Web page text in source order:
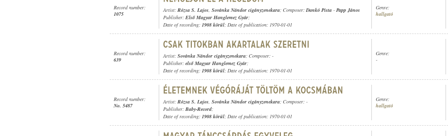
Record number:
1075
Artist: Rózsa S. Lajos, Sovánka Nándor cigányzenekara; Composer:Dankó Pista - Papp János
Publisher: Első Magyar Hanglemez Gyár;
Date of recording: 1908 körül; Date of publication: 1970-01-01
Genre:
hallgató
Record number:
639
Artist: Sovánka Nándor cigányzenekara; Composer: -
Publisher: első Magyar Hanglemez Gyár;
Date of recording: 1908 körül; Date of publication: 1970-01-01
Genre:
-
Record number:
No. 5487
Artist: Rózsa S. Lajos, Sovánka Nándor cigányzenekara; Composer: -
Publisher: Baby-Record;
Date of recording: 1908 körül; Date of publication: 1970-01-01
Genre:
hallgató